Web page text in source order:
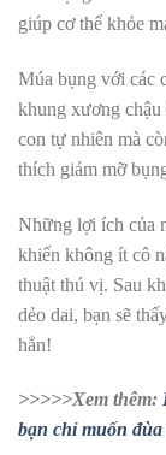
giúp cơ thể khỏe
Múa bụng với các
khung xương
con tự nhiên mà
thích giảm mỡ
Những lợi ích của
khiến không ít cô
thuật thú vị. Sau
dẻo dai, bạn sẽ
hẳn!
>>>>>Xem thêm:
bạn chỉ muốn